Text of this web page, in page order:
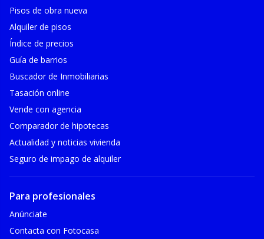
Pisos de obra nueva
Alquiler de pisos
Índice de precios
Guía de barrios
Buscador de Inmobiliarias
Tasación online
Vende con agencia
Comparador de hipotecas
Actualidad y noticias vivienda
Seguro de impago de alquiler
Para profesionales
Anúnciate
Contacta con Fotocasa